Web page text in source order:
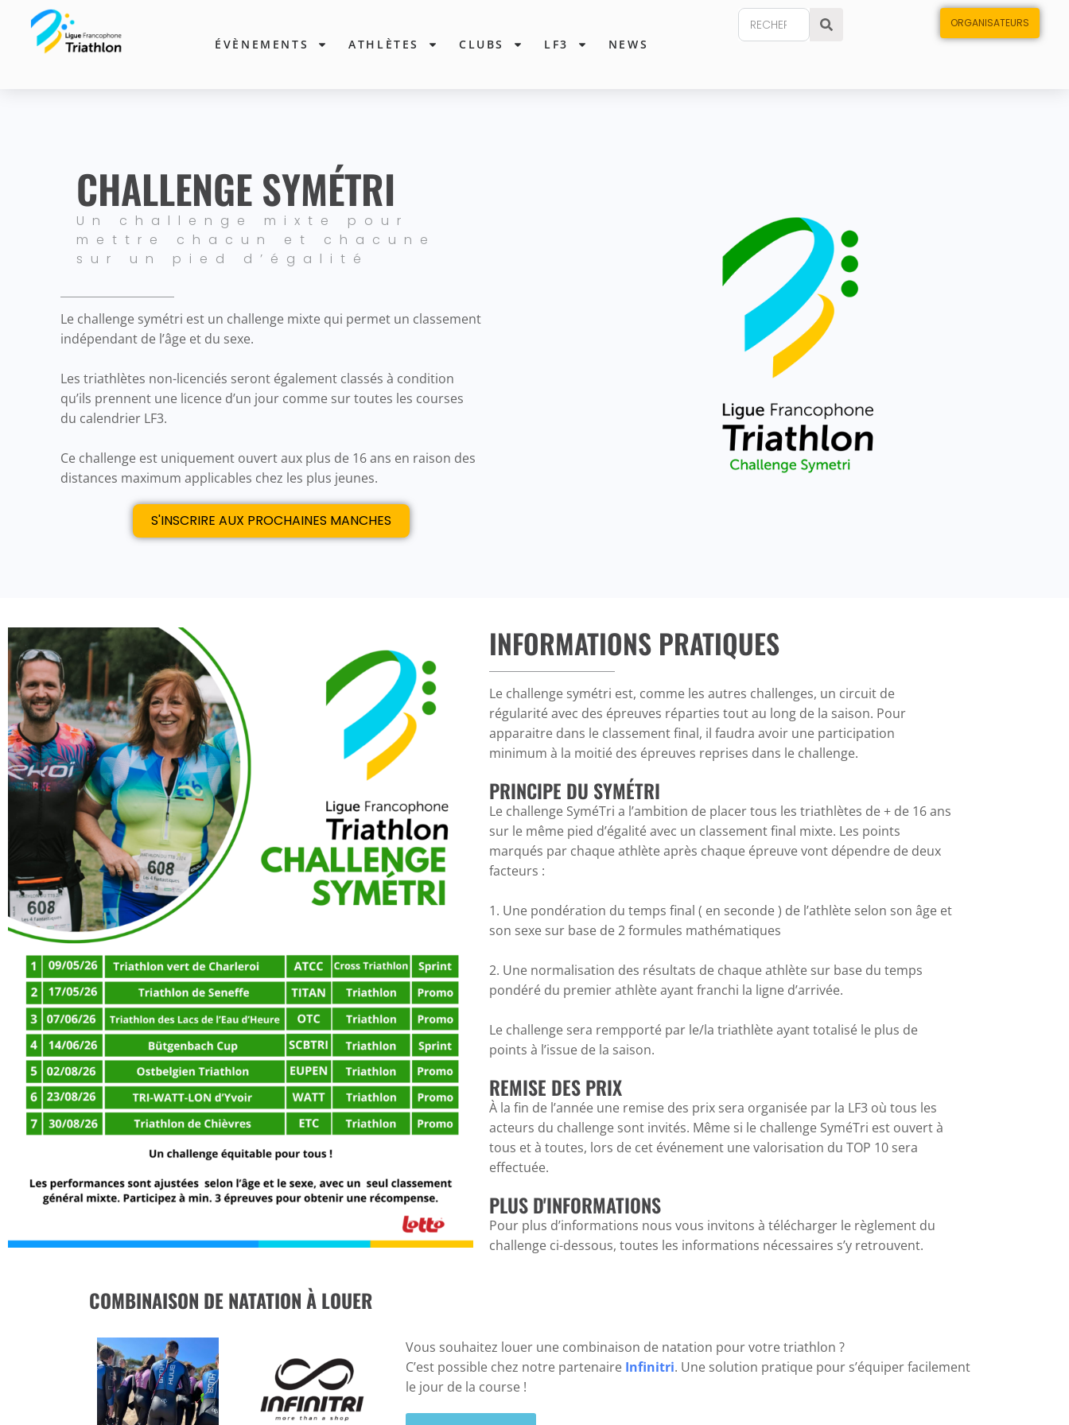
ÉVÈNEMENTS ATHLÈTES CLUBS LF3 NEWS
ORGANISATEURS
CHALLENGE SYMÉTRI
Un challenge mixte pour
mettre chacun et chacune
sur un pied d’égalité
Le challenge symétri est un challenge mixte qui permet un classement
indépendant de l’âge et du sexe.
Les triathlètes non-licenciés seront également classés à condition
qu’ils prennent une licence d’un jour comme sur toutes les courses
du calendrier LF3.
Ce challenge est uniquement ouvert aux plus de 16 ans en raison des
distances maximum applicables chez les plus jeunes.
S'INSCRIRE AUX PROCHAINES MANCHES
INFORMATIONS PRATIQUES
Le challenge symétri est, comme les autres challenges, un circuit de
régularité avec des épreuves réparties tout au long de la saison. Pour
apparaitre dans le classement final, il faudra avoir une participation
minimum à la moitié des épreuves reprises dans le challenge.
PRINCIPE DU SYMÉTRI
Le challenge SyméTri a l’ambition de placer tous les triathlètes de + de 16 ans
sur le même pied d’égalité avec un classement final mixte. Les points
marqués par chaque athlète après chaque épreuve vont dépendre de deux
facteurs :
1. Une pondération du temps final ( en seconde ) de l’athlète selon son âge et
son sexe sur base de 2 formules mathématiques
2. Une normalisation des résultats de chaque athlète sur base du temps
pondéré du premier athlète ayant franchi la ligne d’arrivée.
Le challenge sera rempporté par le/la triathlète ayant totalisé le plus de
points à l’issue de la saison.
REMISE DES PRIX
À la fin de l’année une remise des prix sera organisée par la LF3 où tous les
acteurs du challenge sont invités. Même si le challenge SyméTri est ouvert à
tous et à toutes, lors de cet événement une valorisation du TOP 10 sera
effectuée.
PLUS D'INFORMATIONS
Pour plus d’informations nous vous invitons à télécharger le règlement du
challenge ci-dessous, toutes les informations nécessaires s’y retrouvent.
COMBINAISON DE NATATION À LOUER
Vous souhaitez louer une combinaison de natation pour votre triathlon ?
C’est possible chez notre partenaire Infinitri. Une solution pratique pour s’équiper facilement
le jour de la course !